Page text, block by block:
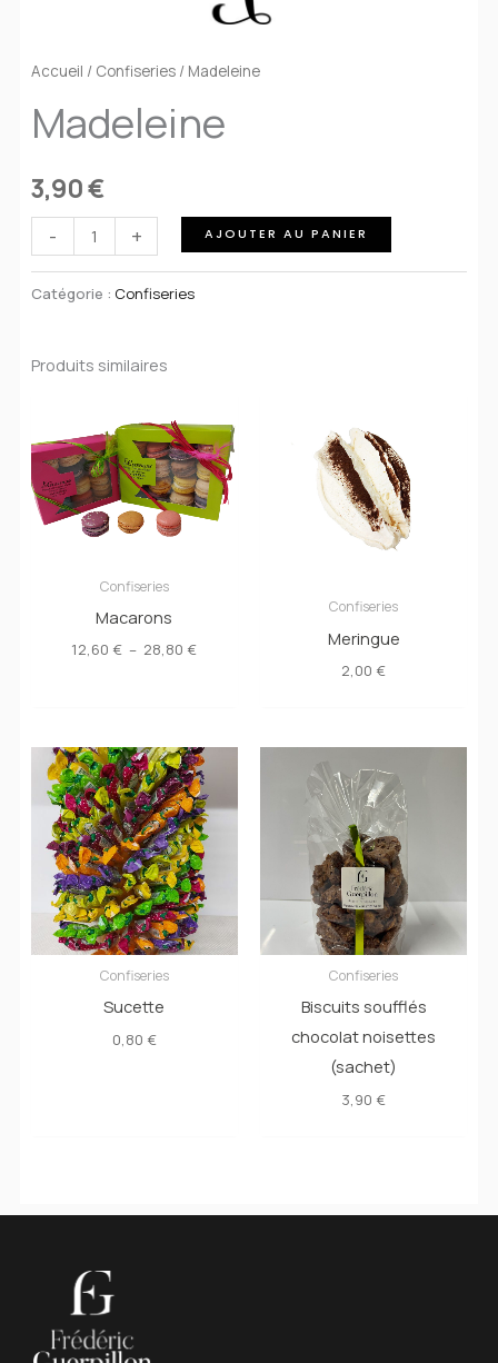
Accueil / Confiseries/ Madeleine
Madeleine
3,90€
-
quantité
de
Madeleine
+ AJOUTER AU PANIER
Catégorie : Confiseries
Produits similaires
Confiseries
Macarons
12,60 € – 28,80 €Plage
28,80 €
Confiseries
Meringue
2,00 €
Confiseries
Sucette
0,80 €
Confiseries
Biscuits soufflés
chocolat noisettes
(sachet)
3,90 €